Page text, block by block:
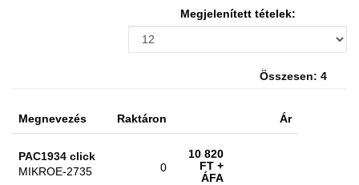
Megjelenített tételek:
Összesen: 4
Megnevezés Raktáron Ár
PAC1934 click
MIKROE-2735
0
10 820
FT +
ÁFA